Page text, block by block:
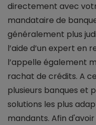
directement avec
mandataire de
généralement plus
l’aide d’un expert en
l’appelle également
rachat de crédits. A
plusieurs banques et
solutions les plus
mandants. Afin